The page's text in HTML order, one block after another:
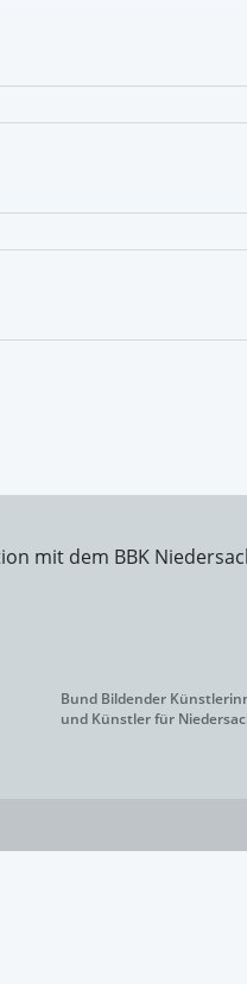
mit dem BBK
Bund Bildender
und Künstler für